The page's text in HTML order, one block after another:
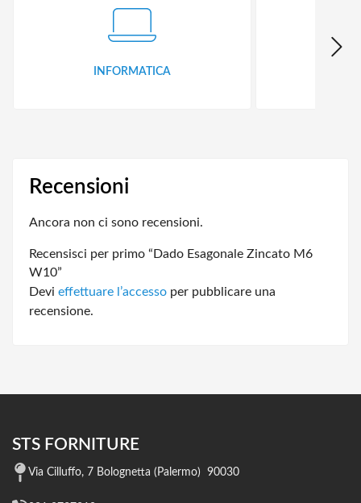
INFORMATICA
Recensioni
Ancora non ci sono recensioni.
Recensisci per primo “Dado Esagonale Zincato M6
W10”
Devi effettuare l’accesso per pubblicare una
recensione.
STS FORNITURE
Via Cilluffo, 7 Bolognetta (Palermo) 90030